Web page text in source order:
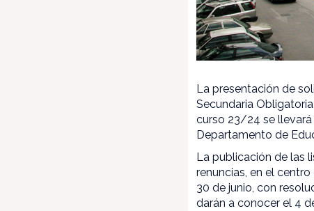
La presentación de
Secundaria
curso 23/24 se llevará
Departamento de
La publicación de las
renuncias, en el
30 de junio, con
darán a conocer el 4